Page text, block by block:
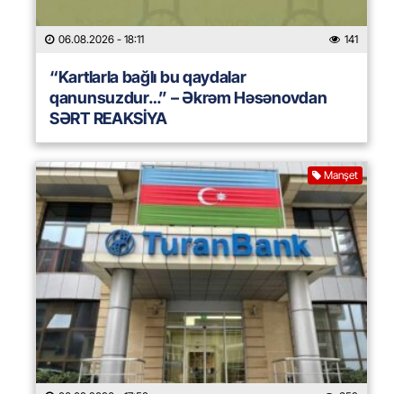
06.08.2026 - 18:11 141
“Kartlarla bağlı bu qaydalar
qanunsuzdur…” – Əkrəm Həsənovdan
SƏRT REAKSİYA
Manşet